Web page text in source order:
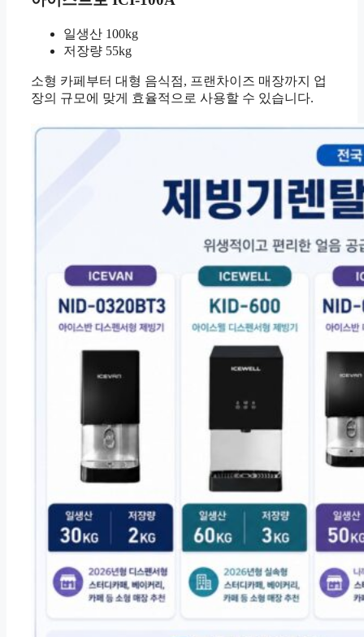
일생산 100kg
저장량 55kg
소형 카페부터 대형 음식점, 프랜차이즈 매장까지 업
장의 규모에 맞게 효율적으로 사용할 수 있습니다.